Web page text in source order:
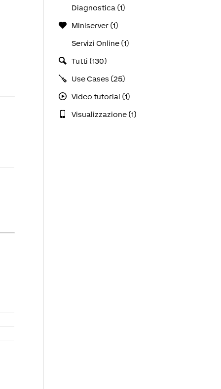
Diagnostica (1)
Miniserver (1)
Servizi Online (1)
Tutti (130)
Use Cases (25)
Video tutorial (1)
Visualizzazione (1)